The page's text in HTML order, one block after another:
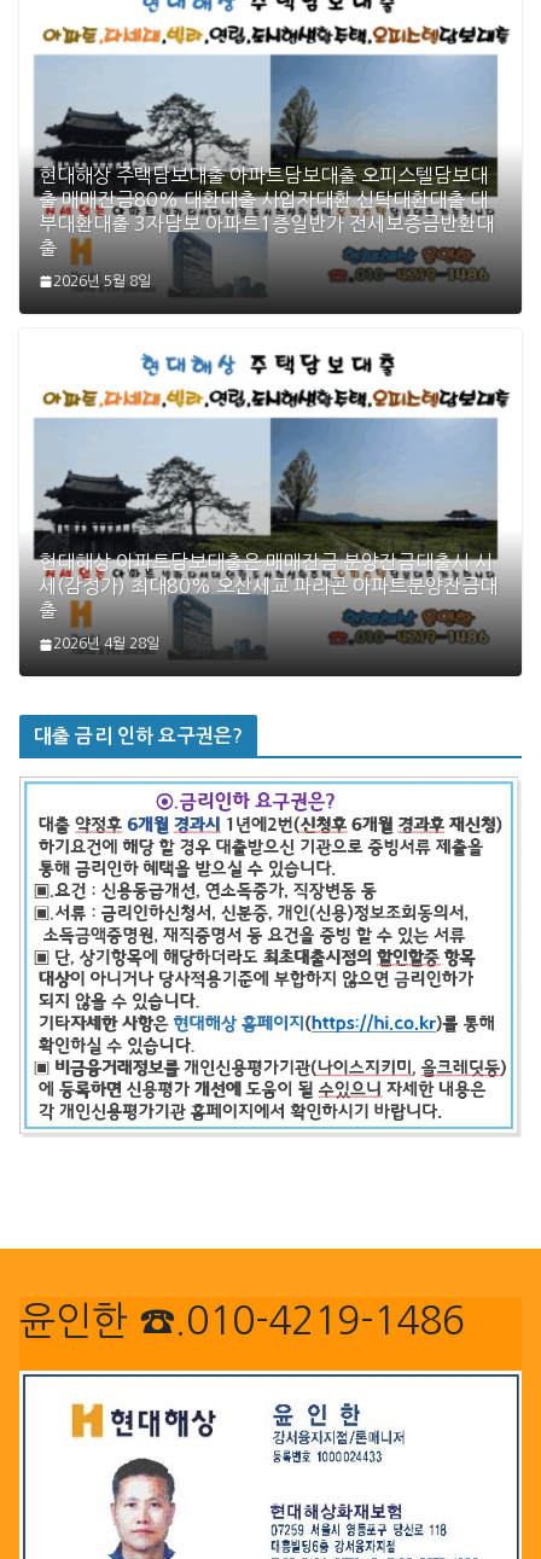
현대해상 주택담보대출 아파트담보대출 오피스텔담보대
출 매매잔금80% 대환대출 사업자대환 신탁대환대출 대
부대환대출 3자담보 아파트1층일반가 전세보증금반환대
출
2026년 5월 8일
현대해상 아파트담보대출은 매매잔금 분양잔금대출시 시
세(감정가) 최대80% 오산세교 파라곤 아파트분양잔금대
출
2026년 4월 28일
대출 금리 인하 요구권은?
윤인한 ☎.010-4219-1486